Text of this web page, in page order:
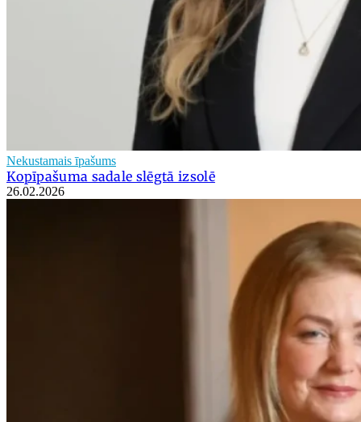
Nekustamais īpašums
Kopīpašuma sadale slēgtā izsolē
26.02.2026